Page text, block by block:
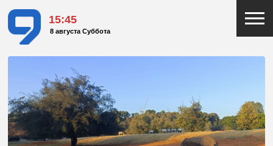
15:45
8 августа Суббота